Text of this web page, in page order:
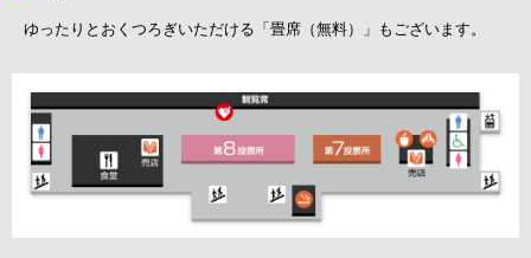
ゆったりとおくつろぎいただける「畳席（無料）」もございます。